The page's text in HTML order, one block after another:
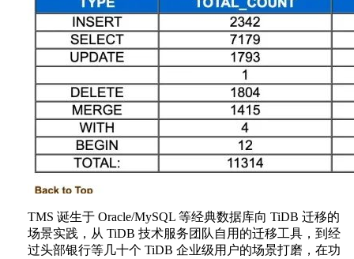
TMS 诞生于 Oracle/MySQL 等经典数据库向 TiDB 迁移的
场景实践，从 TiDB 技术服务团队自用的迁移工具，到经
过头部银行等几十个 TiDB 企业级用户的场景打磨，在功